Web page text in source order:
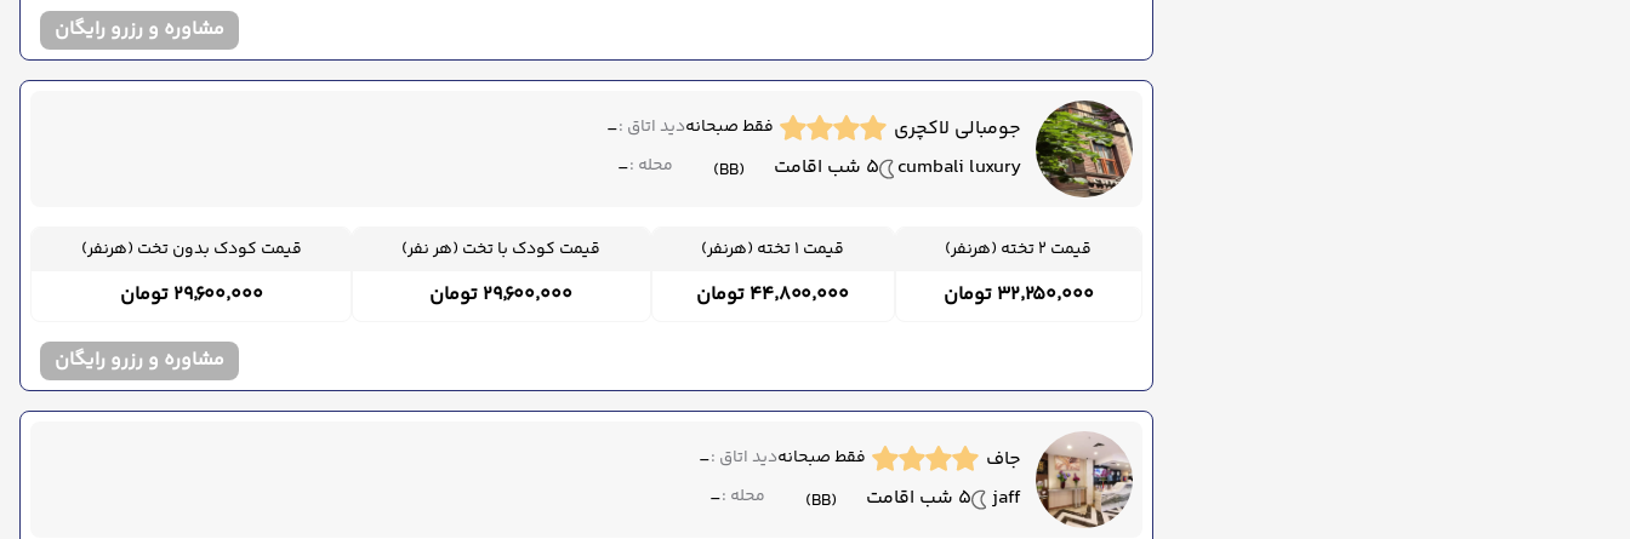
مشاوره و رزرو رایگان
جومبالی لاکچری
cumbali luxury
5 شب اقامت
فقط صبحانه
(BB)
دید اتاق :-
محله :-
قیمت 2 تخته (هرنفر)
۳۲٬۲۵۰٬۰۰۰ تومان
قیمت 1 تخته (هرنفر)
۴۴٬۸۰۰٬۰۰۰ تومان
قیمت کودک با تخت (هر نفر)
۲۹٬۶۰۰٬۰۰۰ تومان
قیمت کودک بدون تخت (هرنفر)
۲۹٬۶۰۰٬۰۰۰ تومان
مشاوره و رزرو رایگان
جاف
jaff
5 شب اقامت
فقط صبحانه
(BB)
دید اتاق :-
محله :-